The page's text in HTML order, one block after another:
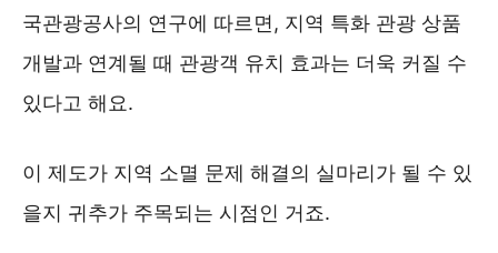
국관광공사의 연구에 따르면, 지역 특화 관광 상품
개발과 연계될 때 관광객 유치 효과는 더욱 커질 수
있다고 해요.
이 제도가 지역 소멸 문제 해결의 실마리가 될 수 있
을지 귀추가 주목되는 시점인 거죠.